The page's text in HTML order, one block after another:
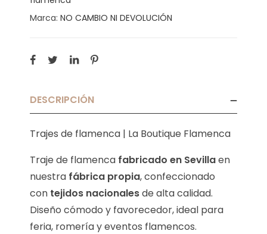
Marca: NO CAMBIO NI DEVOLUCIÓN
DESCRIPCIÓN
Trajes de flamenca | La Boutique Flamenca
Traje de flamenca fabricado en Sevillaen
nuestra fábrica propia, confeccionado
con tejidos nacionalesde alta calidad.
Diseño cómodo y favorecedor, ideal para
feria, romería y eventos flamencos.